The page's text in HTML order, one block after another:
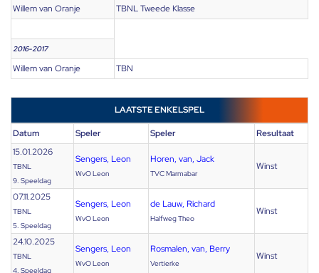
Willem van Oranje TBNL Tweede Klasse
2016-2017
Willem van Oranje TBN
LAATSTE ENKELSPEL
Datum Speler Speler
Resultaat
15.01.2026
TBNL
9. Speeldag
Sengers, Leon
WvO Leon
Horen, van, Jack
TVC Marmabar
Winst
07.11.2025
TBNL
5. Speeldag
Sengers, Leon
WvO Leon
de Lauw, Richard
Halfweg Theo
Winst
24.10.2025
TBNL
4. Speeldag
Sengers, Leon
WvO Leon
Rosmalen, van, Berry
Vertierke
Winst